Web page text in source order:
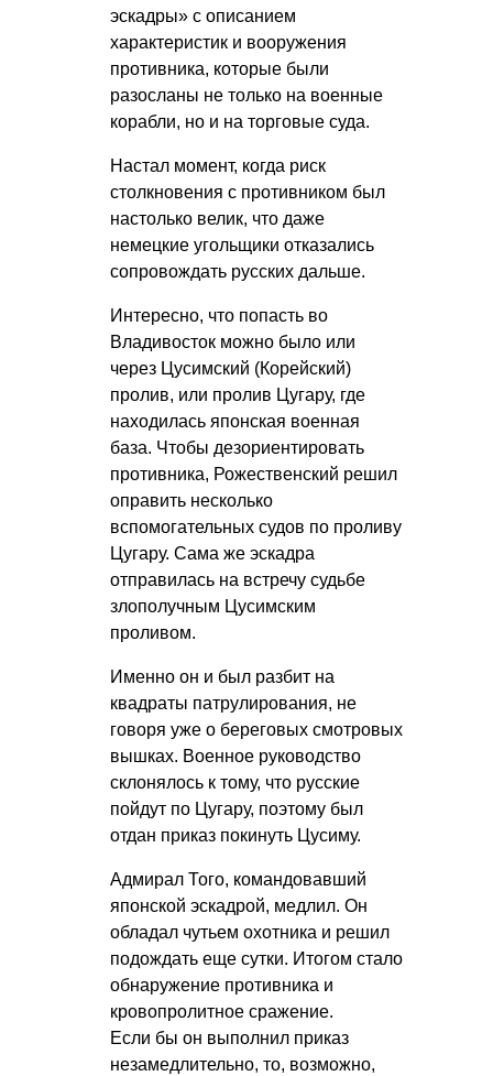
эскадры» с описанием
характеристик и вооружения
противника, которые были
разосланы не только на военные
корабли, но и на торговые суда.
Настал момент, когда риск
столкновения с противником был
настолько велик, что даже
немецкие угольщики отказались
сопровождать русских дальше.
Интересно, что попасть во
Владивосток можно было или
через Цусимский (Корейский)
пролив, или пролив Цугару, где
находилась японская военная
база. Чтобы дезориентировать
противника, Рожественский решил
оправить несколько
вспомогательных судов по проливу
Цугару. Сама же эскадра
отправилась на встречу судьбе
злополучным Цусимским
проливом.
Именно он и был разбит на
квадраты патрулирования, не
говоря уже о береговых смотровых
вышках. Военное руководство
склонялось к тому, что русские
пойдут по Цугару, поэтому был
отдан приказ покинуть Цусиму.
Адмирал Того, командовавший
японской эскадрой, медлил. Он
обладал чутьем охотника и решил
подождать еще сутки. Итогом стало
обнаружение противника и
кровопролитное сражение.
Если бы он выполнил приказ
незамедлительно, то, возможно,